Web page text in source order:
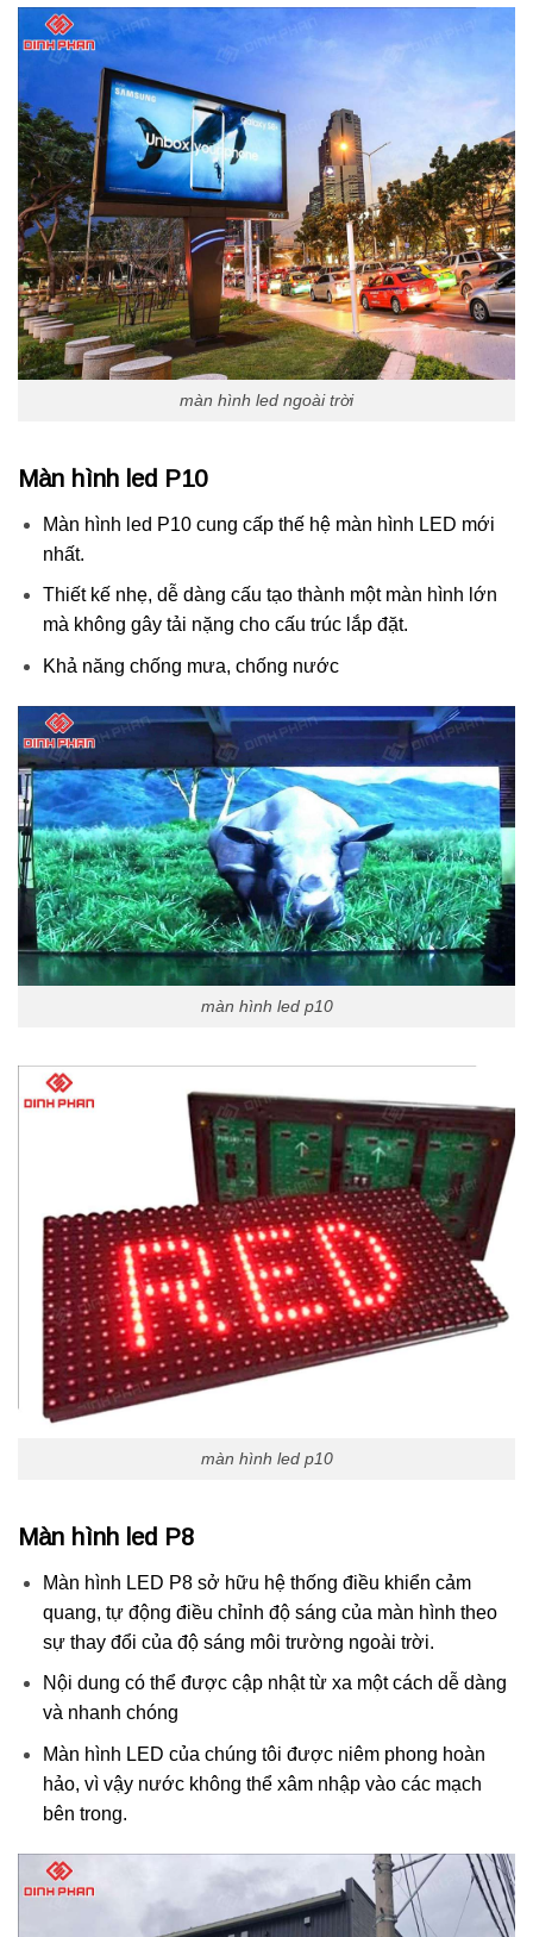
màn hình led ngoài trời
Màn hình led P10
Màn hình led P10 cung cấp thế hệ màn hình LED mới
nhất.
Thiết kế nhẹ, dễ dàng cấu tạo thành một màn hình lớn
mà không gây tải nặng cho cấu trúc lắp đặt.
Khả năng chống mưa, chống nước
màn hình led p10
màn hình led p10
Màn hình led P8
Màn hình LED P8 sở hữu hệ thống điều khiển cảm
quang, tự động điều chỉnh độ sáng của màn hình theo
sự thay đổi của độ sáng môi trường ngoài trời.
Nội dung có thể được cập nhật từ xa một cách dễ dàng
và nhanh chóng
Màn hình LED của chúng tôi được niêm phong hoàn
hảo, vì vậy nước không thể xâm nhập vào các mạch
bên trong.